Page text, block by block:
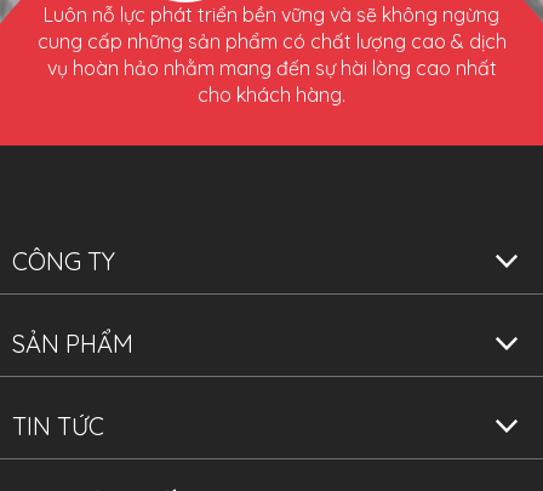
Luôn nỗ lực phát triển bền vững và sẽ không ngừng
cung cấp những sản phẩm có chất lượng cao & dịch
vụ hoàn hảo nhằm mang đến sự hài lòng cao nhất
cho khách hàng.
CÔNG TY
SẢN PHẨM
TIN TỨC